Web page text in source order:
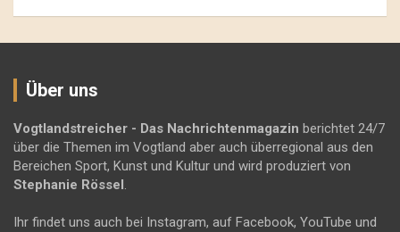
Über uns
Vogtlandstreicher - Das Nachrichtenmagazin berichtet 24/7
über die Themen im Vogtland aber auch überregional aus den
Bereichen Sport, Kunst und Kultur und wird produziert von
Stephanie Rössel .
Ihr findet uns auch bei Instagram, auf Facebook, YouTube und